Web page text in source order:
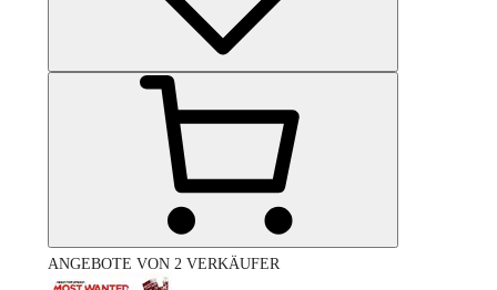
ANGEBOTE VON 2 VERKÄUFER